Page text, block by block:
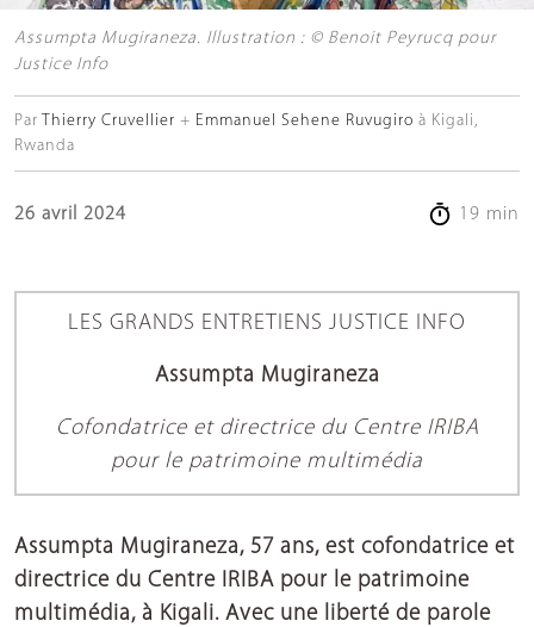
Assumpta Mugiraneza. Illustration : © Benoit Peyrucq pour
Justice Info
Par Thierry Cruvellier Emmanuel Sehene Ruvugiro à Kigali,
Rwanda
26 avril 2024 19 min
LES GRANDS ENTRETIENS JUSTICE INFO
Assumpta Mugiraneza
Cofondatrice et directrice du Centre IRIBA
pour le patrimoine multimédia
Assumpta Mugiraneza, 57 ans, est cofondatrice et
directrice du Centre IRIBA pour le patrimoine
multimédia, à Kigali. Avec une liberté de parole